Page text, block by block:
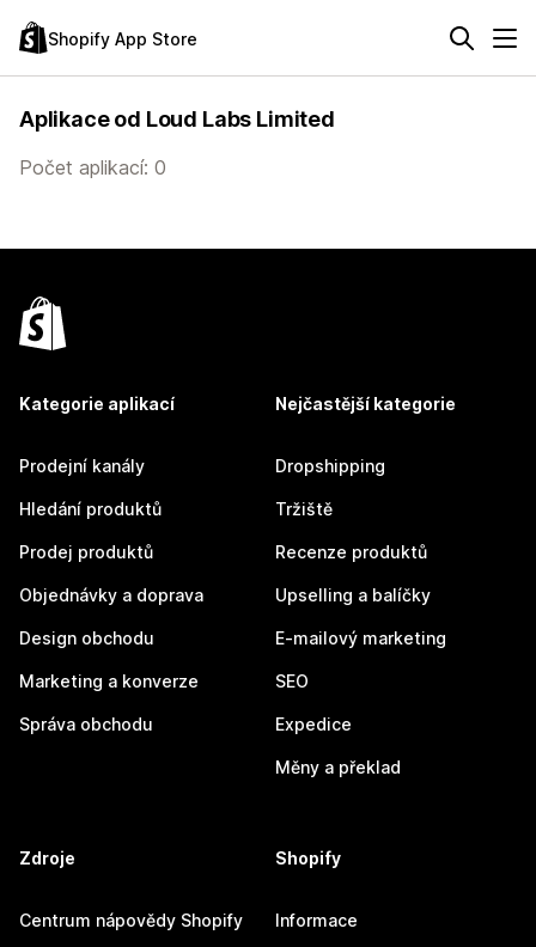
Shopify App Store
Aplikace od Loud Labs Limited
Počet aplikací: 0
Kategorie aplikací
Prodejní kanály
Hledání produktů
Prodej produktů
Objednávky a doprava
Design obchodu
Marketing a konverze
Správa obchodu
Nejčastější kategorie
Dropshipping
Tržiště
Recenze produktů
Upselling a balíčky
E-mailový marketing
SEO
Expedice
Měny a překlad
Zdroje
Centrum nápovědy Shopify
Shopify
Informace